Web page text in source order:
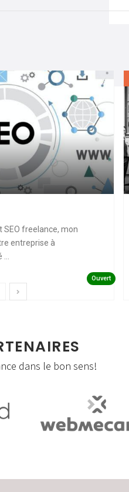
SEO freelance, mon
entreprise à
...
Ouvert
dans le bon sens!